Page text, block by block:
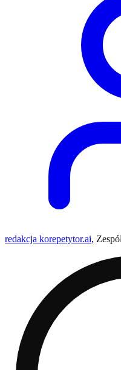
redakcja korepetytor.ai,